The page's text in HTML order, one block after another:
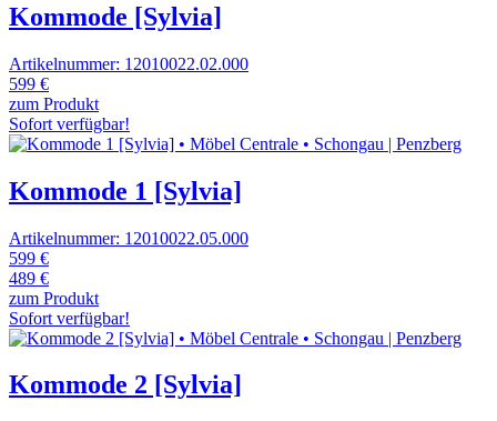
Kommode [Sylvia]
Artikelnummer: 12010022.02.000
599 €
zum Produkt
Sofort verfügbar!
Kommode 1 [Sylvia]
Artikelnummer: 12010022.05.000
599 €
489 €
zum Produkt
Sofort verfügbar!
Kommode 2 [Sylvia]